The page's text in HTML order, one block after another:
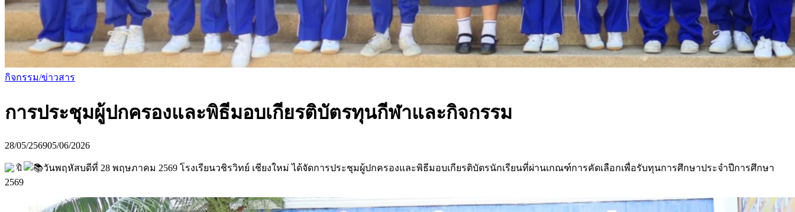
กิจกรรม/ข่าวสาร
การประชุมผู้ปกครองและพิธีมอบเกียรติบัตรทุนกีฬาและกิจกรรม
28/05/256905/06/2026
วันพฤหัสบดีที่ 28 พฤษภาคม 2569 โรงเรียนวชิรวิทย์ เชียงใหม่ ได้จัดการประชุมผู้ปกครองและพิธีมอบเกียรติบัตรนักเรียนที่ผ่านเกณฑ์การคัดเลือกเพื่อรับทุนการศึกษาประจำปีการศึกษา
2569